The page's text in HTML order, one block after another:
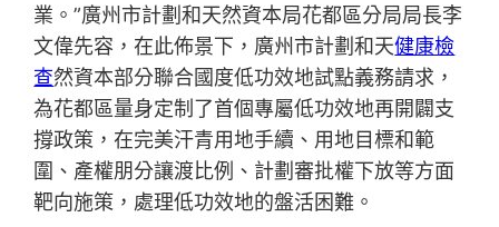
業。”廣州市計劃和天然資本局花都區分局局長李
文偉先容，在此佈景下，廣州市計劃和天健康檢
查然資本部分聯合國度低功效地試點義務請求，
為花都區量身定制了首個專屬低功效地再開闢支
撐政策，在完美汗青用地手續、用地目標和範
圍、產權朋分讓渡比例、計劃審批權下放等方面
靶向施策，處理低功效地的盤活困難。